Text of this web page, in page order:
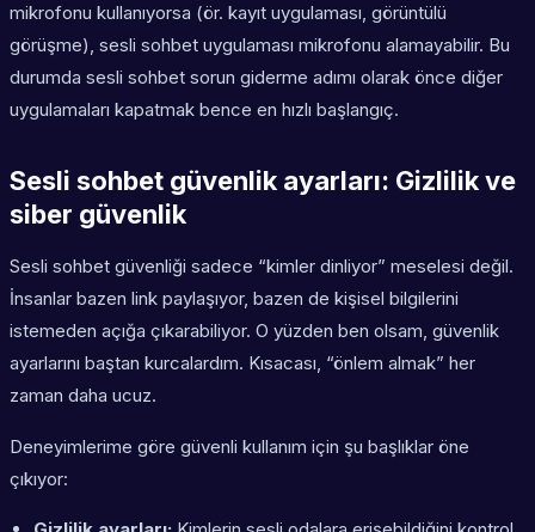
mikrofonu kullanıyorsa (ör. kayıt uygulaması, görüntülü
görüşme), sesli sohbet uygulaması mikrofonu alamayabilir. Bu
durumda sesli sohbet sorun giderme adımı olarak önce diğer
uygulamaları kapatmak bence en hızlı başlangıç.
Sesli sohbet güvenlik ayarları: Gizlilik ve
siber güvenlik
Sesli sohbet güvenliği sadece “kimler dinliyor” meselesi değil.
İnsanlar bazen link paylaşıyor, bazen de kişisel bilgilerini
istemeden açığa çıkarabiliyor. O yüzden ben olsam, güvenlik
ayarlarını baştan kurcalardım. Kısacası, “önlem almak” her
zaman daha ucuz.
Deneyimlerime göre güvenli kullanım için şu başlıklar öne
çıkıyor: